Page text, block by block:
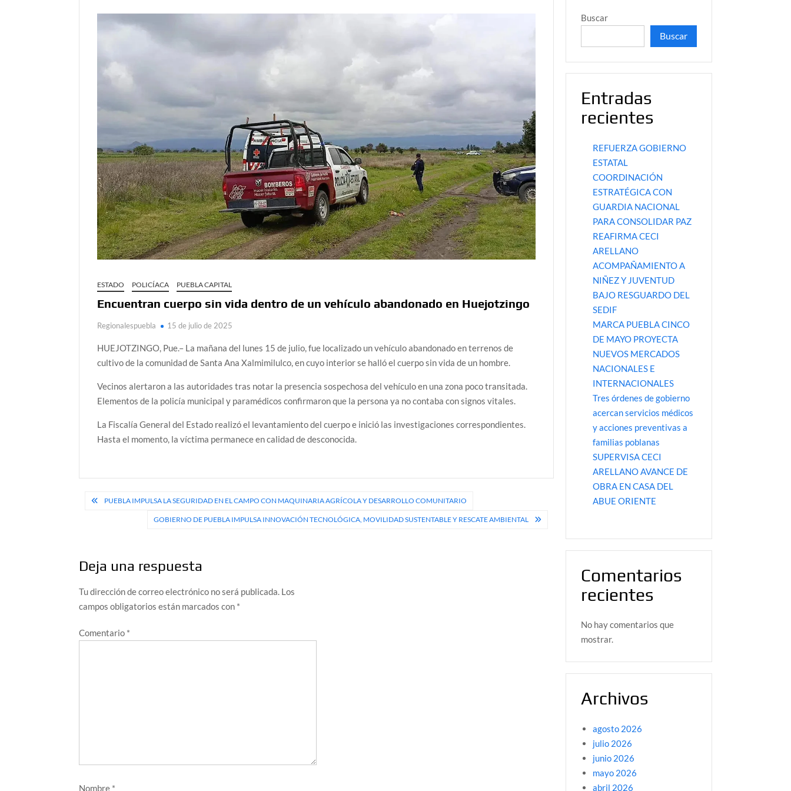
ESTADO POLICÍACA PUEBLA CAPITAL
Encuentran cuerpo sin vida dentro de un vehículo abandonado en Huejotzingo
Regionalespuebla 15 de julio de 2025
HUEJOTZINGO, Pue.– La mañana del lunes 15 de julio, fue localizado un vehículo abandonado en terrenos de
cultivo de la comunidad de Santa Ana Xalmimilulco, en cuyo interior se halló el cuerpo sin vida de un hombre.
Vecinos alertaron a las autoridades tras notar la presencia sospechosa del vehículo en una zona poco transitada.
Elementos de la policía municipal y paramédicos confirmaron que la persona ya no contaba con signos vitales.
La Fiscalía General del Estado realizó el levantamiento del cuerpo e inició las investigaciones correspondientes.
Hasta el momento, la víctima permanece en calidad de desconocida.
Navegación
PUEBLA IMPULSA LA SEGURIDAD EN EL CAMPO CON MAQUINARIA AGRÍCOLA Y DESARROLLO COMUNITARIO
GOBIERNO DE PUEBLA IMPULSA INNOVACIÓN TECNOLÓGICA, MOVILIDAD SUSTENTABLE Y RESCATE AMBIENTAL
Deja una respuesta
Tu dirección de correo electrónico no será publicada. Los
campos obligatorios están marcados con *
Comentario *
Nombre *
Buscar
Buscar
Entradas
recientes
REFUERZA GOBIERNO
ESTATAL
COORDINACIÓN
ESTRATÉGICA CON
GUARDIA NACIONAL
PARA CONSOLIDAR PAZ
REAFIRMA CECI
ARELLANO
ACOMPAÑAMIENTO A
NIÑEZ Y JUVENTUD
BAJO RESGUARDO DEL
SEDIF
MARCA PUEBLA CINCO
DE MAYO PROYECTA
NUEVOS MERCADOS
NACIONALES E
INTERNACIONALES
Tres órdenes de gobierno
acercan servicios médicos
y acciones preventivas a
familias poblanas
SUPERVISA CECI
ARELLANO AVANCE DE
OBRA EN CASA DEL
ABUE ORIENTE
Comentarios
recientes
No hay comentarios que
mostrar.
Archivos
agosto 2026
julio 2026
junio 2026
mayo 2026
abril 2026